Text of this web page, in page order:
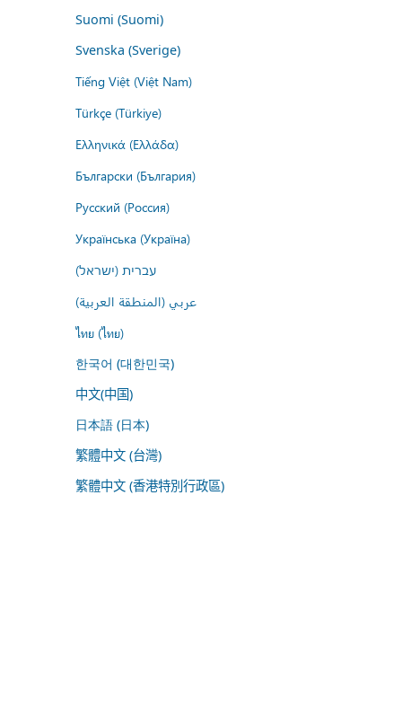
Suomi (Suomi)
Svenska (Sverige)
Tiếng Việt (Việt Nam)
Türkçe (Türkiye)
Ελληνικά (Ελλάδα)
Български (България)
Русский (Россия)
Українська (Україна)
עברית (ישראל)
عربي (المنطقة العربية)
ไทย (ไทย)
한국어 (대한민국)
中文(中国)
日本語 (日本)
繁體中文 (台灣)
繁體中文 (香港特別行政區)